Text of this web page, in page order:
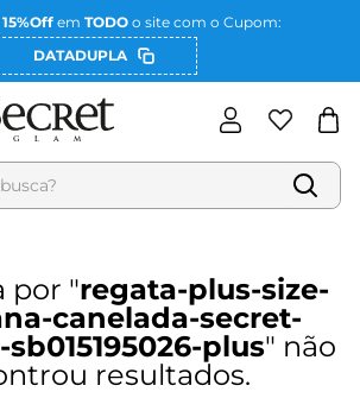
15%Offem TODOo site com o Cupom:
DATADUPLA
regata-plus-size-
canelada-secret-
plus